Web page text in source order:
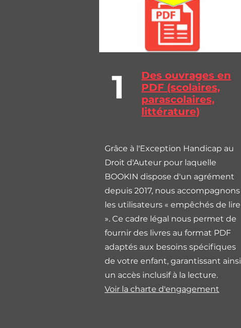
1
Des ouvrages en
PDF (scolaires,
parascolaires,
littérature)
Grâce à l'Exception Handicap au
Droit d'Auteur pour laquelle
BOOKIN dispose d'un agrément
depuis 2017, nous accompagnons
les utilisateurs « empêchés de lire
». Ce cadre légal nous permet de
fournir des livres au format PDF
adaptés aux besoins spécifiques
de votre enfant, garantissant ainsi
un accès inclusif à la lecture.
Voir la charte d'engagement